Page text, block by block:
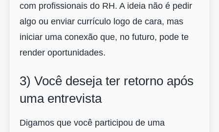
com profissionais do RH. A ideia não é pedir
algo ou enviar currículo logo de cara, mas
iniciar uma conexão que, no futuro, pode te
render oportunidades.
3) Você deseja ter retorno após
uma entrevista
Digamos que você participou de uma